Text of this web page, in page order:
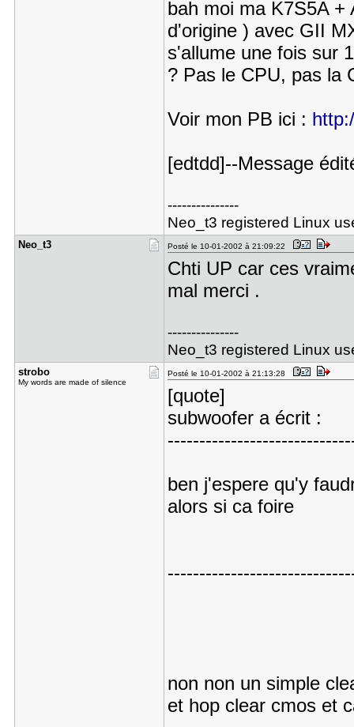
bah moi ma K7S5A +
d'origine ) avec GII
s'allume une fois sur
? Pas le CPU, pas la
Voir mon PB ici :
[edtdd]--Message
---------------
Neo_t3 registered Linux
Neo_t3 Posté le 10-01-2002 à 21:09:22
Chti UP car ces
mal merci .
---------------
Neo_t3 registered Linux
strobo
My words are made of silence
Posté le 10-01-2002 à 21:13:28
[quote]
subwoofer a écrit :
ben j'espere qu'y
alors si ca foire
non non un simple
et hop clear cmos et